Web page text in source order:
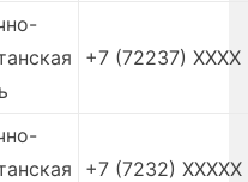
+7 (72237) XXXX
+7 (7232) XXXXX